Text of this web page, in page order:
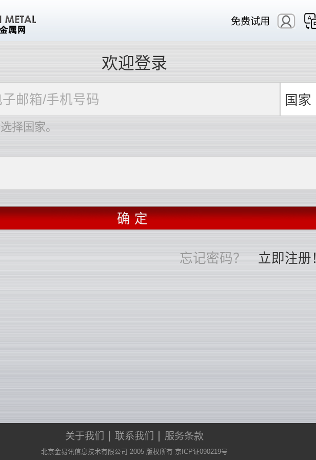
免费试用
欢迎登录
国家
择国家。
忘记密码？ 立即注册！
关于我们 联系我们 服务条款
北京金易讯信息技术有限公司 2005 版权所有 京ICP证090219号